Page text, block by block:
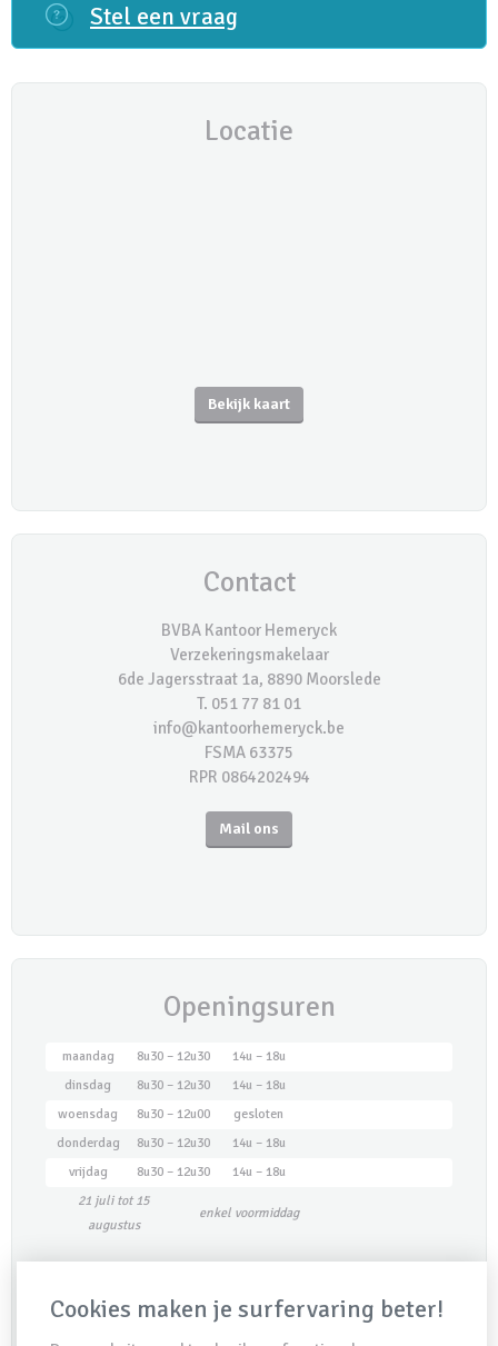
Stel een vraag
Locatie
Bekijk kaart
Contact
BVBA Kantoor Hemeryck
Verzekeringsmakelaar
6de Jagersstraat 1a, 8890 Moorslede
T. 051 77 81 01
info@kantoorhemeryck.be
FSMA 63375
RPR 0864202494
Mail ons
Openingsuren
maandag 8u30 – 12u30
14u – 18u
dinsdag
8u30 – 12u30
14u – 18u
woensdag
8u30 – 12u00
gesloten
donderdag
8u30 – 12u30
14u – 18u
vrijdag
8u30 – 12u30
14u – 18u
21 juli tot 15
augustus
enkel voormiddag
Maak een afspraak
Cookies maken je surfervaring beter!